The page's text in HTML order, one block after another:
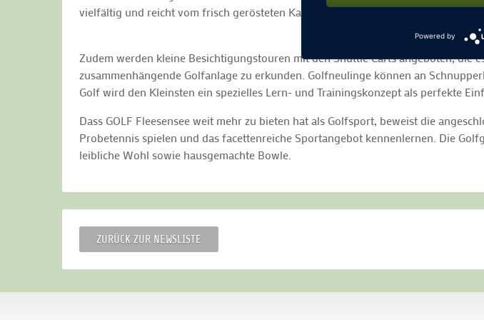
vielfältig und reicht vom frisch gerösteten Kaffee der Fleesensee Rösterei über
Zudem werden kleine Besichtigungstouren mit den Shuttle Carts angeboten, die
zusammenhängende Golfanlage zu erkunden. Golfneulinge können an
Golf wird den Kleinsten ein spezielles Lern- und Trainingskonzept als perfekte
Dass GOLF Fleesensee weit mehr zu bieten hat als Golfsport, beweist die
Probetennis spielen und das facettenreiche Sportangebot kennenlernen. Die
leibliche Wohl sowie hausgemachte Bowle.
ZURÜCK ZUR NEWSLISTE
Powered by